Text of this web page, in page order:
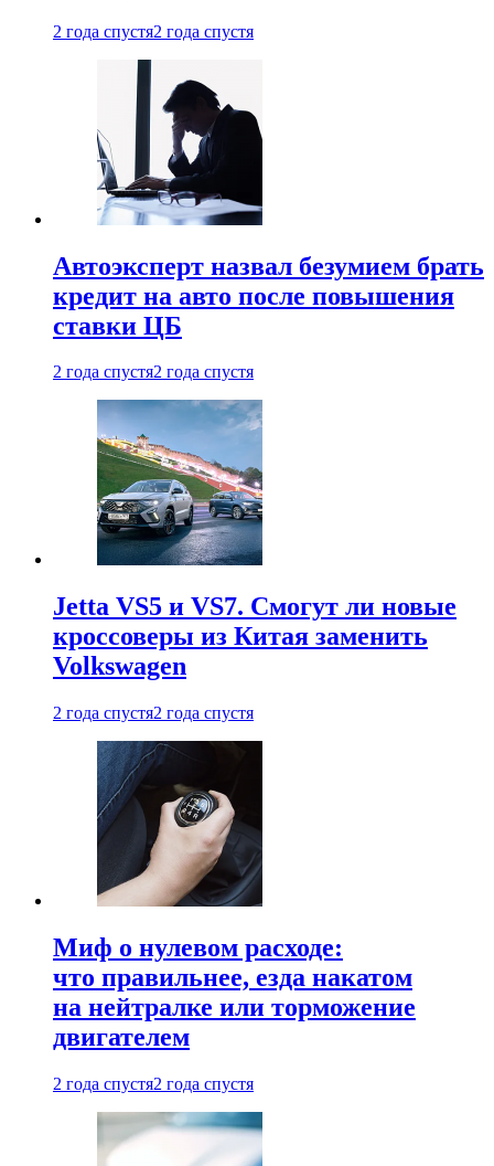
2 года спустя2 года спустя
Автоэксперт назвал безумием брать
кредит на авто после повышения
ставки ЦБ
2 года спустя2 года спустя
Jetta VS5 и VS7. Смогут ли новые
кроссоверы из Китая заменить
Volkswagen
2 года спустя2 года спустя
Миф о нулевом расходе:
что правильнее, езда накатом
на нейтралке или торможение
двигателем
2 года спустя2 года спустя